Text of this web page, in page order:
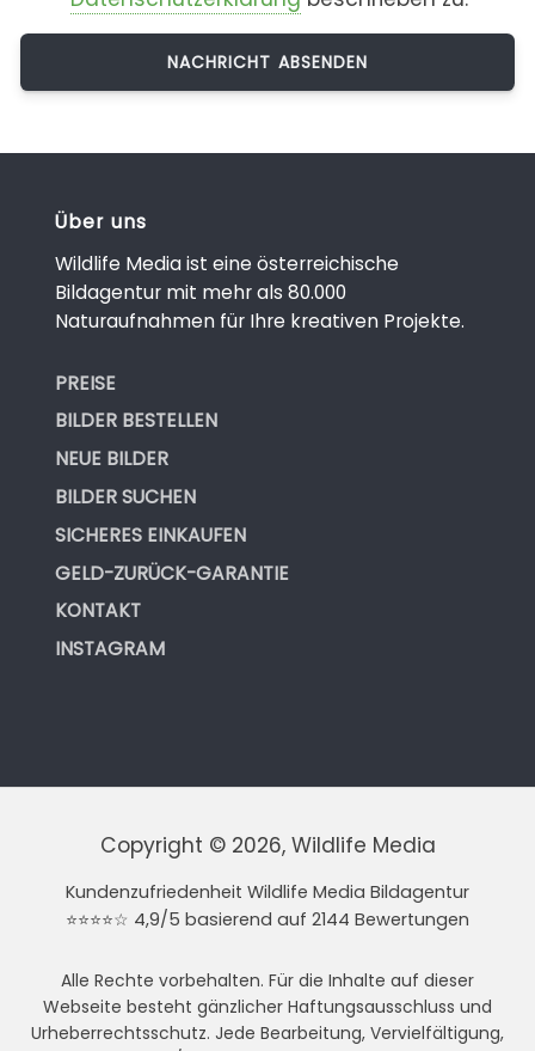
Über uns
Wildlife Media ist eine österreichische
Bildagentur mit mehr als 80.000
Naturaufnahmen für Ihre kreativen Projekte.
PREISE
BILDER BESTELLEN
NEUE BILDER
BILDER SUCHEN
SICHERES EINKAUFEN
GELD-ZURÜCK-GARANTIE
KONTAKT
INSTAGRAM
Copyright © 2026, Wildlife Media
Kundenzufriedenheit Wildlife Media Bildagentur
⭐⭐⭐⭐☆ 4,9/5 basierend auf 2144 Bewertungen
Alle Rechte vorbehalten. Für die Inhalte auf dieser
Webseite besteht gänzlicher Haftungsausschluss und
Urheberrechtsschutz. Jede Bearbeitung, Vervielfältigung,